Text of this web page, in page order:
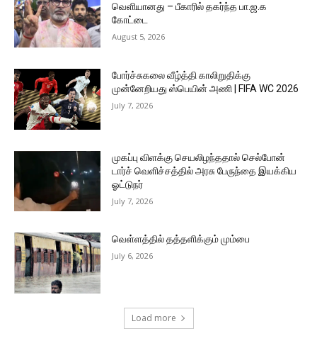
வெளியானது – பீகாரில் தகர்ந்த பா.ஜ.க
கோட்டை
August 5, 2026
போர்ச்சுகலை வீழ்த்தி காலிறுதிக்கு
முன்னேறியது ஸ்பெயின் அணி | FIFA WC 2026
July 7, 2026
முகப்பு விளக்கு செயலிழந்ததால் செல்போன்
டார்ச் வெளிச்சத்தில் அரசு பேருந்தை இயக்கிய
ஓட்டுநர்
July 7, 2026
வெள்ளத்தில் தத்தளிக்கும் மும்பை
July 6, 2026
Load more